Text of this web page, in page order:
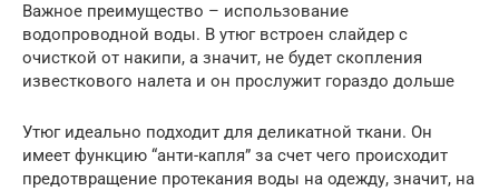
Важное преимущество – использование
водопроводной воды. В утюг встроен слайдер с
очисткой от накипи, а значит, не будет скопления
известкового налета и он прослужит гораздо дольше
Утюг идеально подходит для деликатной ткани. Он
имеет функцию “анти-капля” за счет чего происходит
предотвращение протекания воды на одежду, значит, на